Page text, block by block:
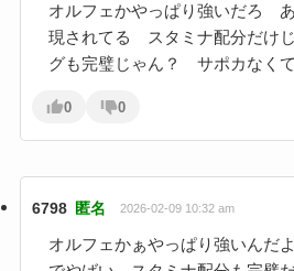
オルフェかやっぱり強いだろ
現されてる スタミナ配分だけ
グも完璧じゃん？ サポカなく
0 0
6798 匿名 2026-02-09 10:32 am
オルフェかぁやっぱり強いんだ